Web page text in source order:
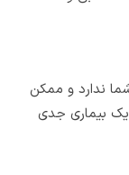
ندارد و ممکن
بیماری جدی